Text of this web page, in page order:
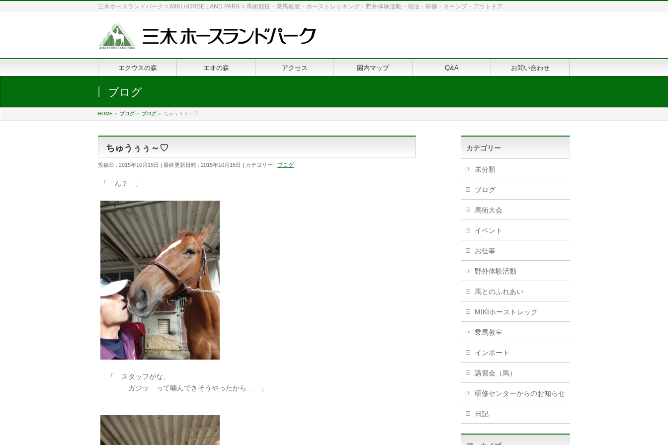
三木ホースランドパーク = MIKI HORSE LAND PARK = 馬術競技・乗馬教室・ホーストレッキング・野外体験活動・宿泊・研修・キャンプ・アウトドア
エクウスの森 エオの森 アクセス 園内マップ Q&A お問い合わせ
ブログ
HOME » ブログ » ブログ » ちゅうぅぅ～♡
ちゅうぅぅ～♡
投稿日 : 2015年10月15日 最終更新日時 : 2015年10月15日 カテゴリー : ブログ
「 ん？ 」
「 スタッフがな、
ガジッ って噛んできそうやったから… 」
カテゴリー
未分類
ブログ
馬術大会
イベント
お仕事
野外体験活動
馬とのふれあい
MIKIホーストレック
乗馬教室
インポート
講習会（馬）
研修センターからのお知らせ
日記